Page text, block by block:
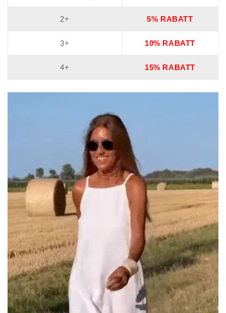
2+ 5% RABATT
3+ 10% RABATT
4+ 15% RABATT